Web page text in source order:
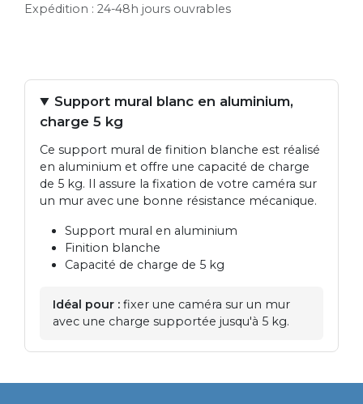
Expédition : 24-48h jours ouvrables
Support mural blanc en aluminium,
charge 5 kg
Ce support mural de finition blanche est réalisé
en aluminium et offre une capacité de charge
de 5 kg. Il assure la fixation de votre caméra sur
un mur avec une bonne résistance mécanique.
Support mural en aluminium
Finition blanche
Capacité de charge de 5 kg
Idéal pour : fixer une caméra sur un mur
avec une charge supportée jusqu'à 5 kg.